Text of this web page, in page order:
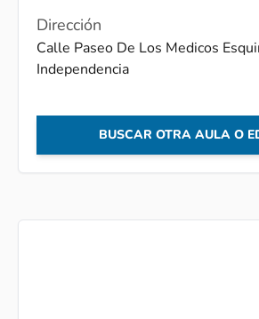
Dirección
Calle Paseo De Los Medicos
Independencia
BUSCAR OTRA AULA O